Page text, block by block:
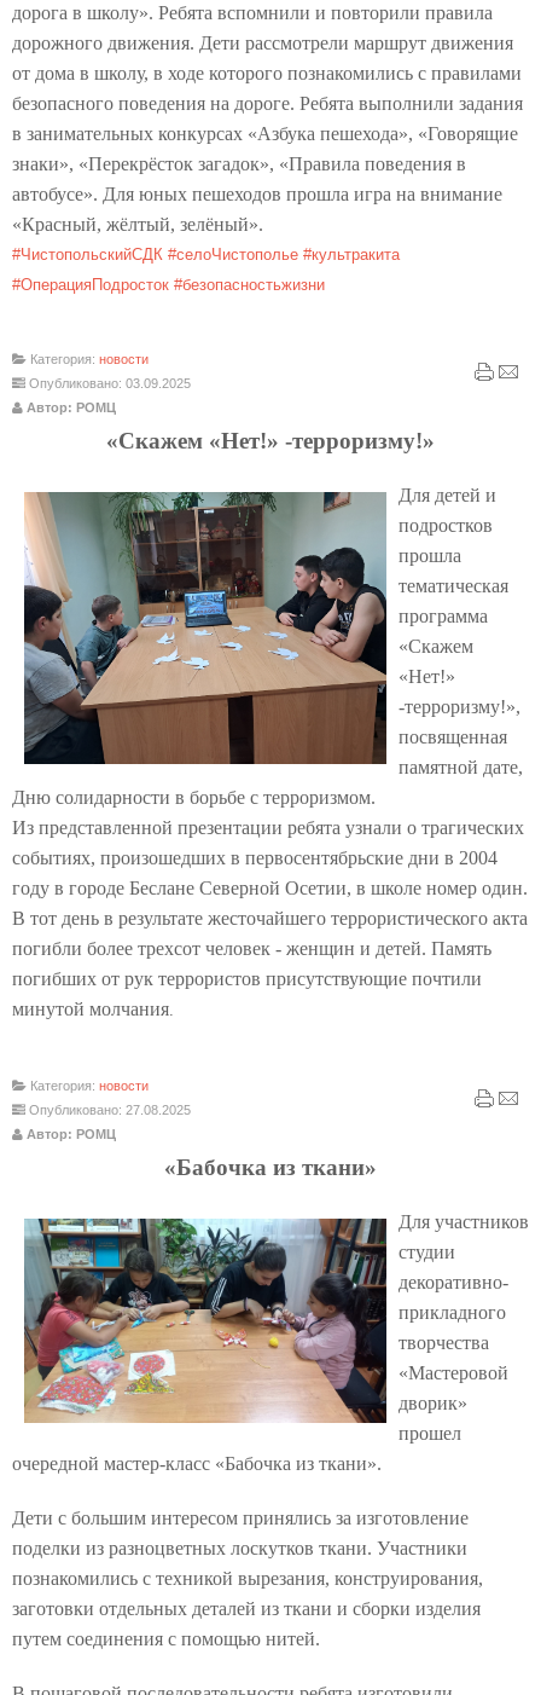
дорога в школу». Ребята вспомнили и повторили правила
дорожного движения. Дети рассмотрели маршрут движения
от дома в школу, в ходе которого познакомились с правилами
безопасного поведения на дороге. Ребята выполнили задания
в занимательных конкурсах «Азбука пешехода», «Говорящие
знаки», «Перекрёсток загадок», «Правила поведения в
автобусе». Для юных пешеходов прошла игра на внимание
«Красный, жёлтый, зелёный».
#ЧистопольскийСДК #селоЧистополье #культракита
#ОперацияПодросток #безопасностьжизни
Категория: новости
Опубликовано: 03.09.2025
Автор: РОМЦ
«Скажем «Нет!» -терроризму!»
Для детей и
подростков
прошла
тематическая
программа
«Скажем
«Нет!»
-терроризму!»,
посвященная
памятной дате,
Дню солидарности в борьбе с терроризмом.
Из представленной презентации ребята узнали о трагических
событиях, произошедших в первосентябрьские дни в 2004
году в городе Беслане Северной Осетии, в школе номер один.
В тот день в результате жесточайшего террористического акта
погибли более трехсот человек - женщин и детей. Память
погибших от рук террористов присутствующие почтили
минутой молчания.
Категория: новости
Опубликовано: 27.08.2025
Автор: РОМЦ
«Бабочка из ткани»
Для участников
студии
декоративно-
прикладного
творчества
«Мастеровой
дворик»
прошел
очередной мастер-класс «Бабочка из ткани».
Дети с большим интересом принялись за изготовление
поделки из разноцветных лоскутков ткани. Участники
познакомились с техникой вырезания, конструирования,
заготовки отдельных деталей из ткани и сборки изделия
путем соединения с помощью нитей.